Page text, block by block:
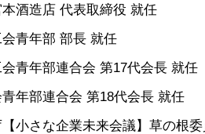
酒造店 代表取締役 就任
青年部 部長 就任
青年部連合会 第17代会長 就任
年部連合会 第18代会長 就任
小さな企業未来会議】草の根